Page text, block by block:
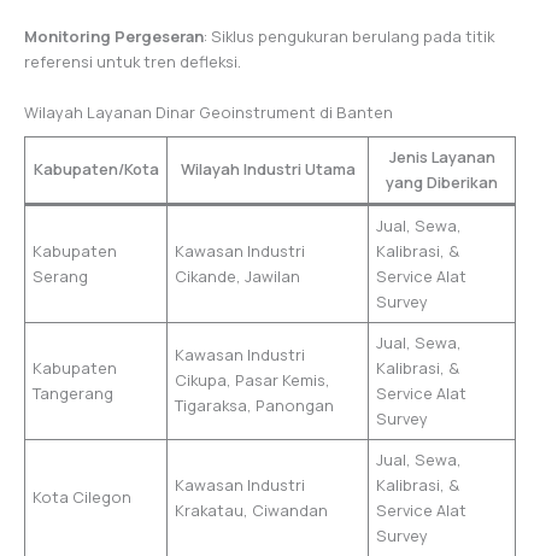
Monitoring Pergeseran: Siklus pengukuran berulang pada titik
referensi untuk tren defleksi.
Wilayah Layanan Dinar Geoinstrument di Banten
Kabupaten/Kota Wilayah Industri Utama
Jenis Layanan
yang Diberikan
Kabupaten
Serang
Kawasan Industri
Cikande, Jawilan
Jual, Sewa,
Kalibrasi, &
Service Alat
Survey
Kabupaten
Tangerang
Kawasan Industri
Cikupa, Pasar Kemis,
Tigaraksa, Panongan
Jual, Sewa,
Kalibrasi, &
Service Alat
Survey
Kota Cilegon
Kawasan Industri
Krakatau, Ciwandan
Jual, Sewa,
Kalibrasi, &
Service Alat
Survey